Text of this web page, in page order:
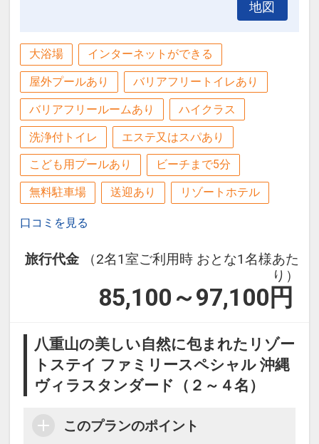
地図
大浴場 インターネットができる
屋外プールあり バリアフリートイレあり
バリアフリールームあり ハイクラス
洗浄付トイレ エステ又はスパあり
こども用プールあり ビーチまで5分
無料駐車場 送迎あり リゾートホテル
口コミを見る
旅行代金
（2名1室ご利用時 おとな1名様あた
り）
85,100～97,100 円
八重山の美しい自然に包まれたリゾー
トステイ ファミリースペシャル 沖縄
ヴィラスタンダード（２～４名）
このプランのポイント